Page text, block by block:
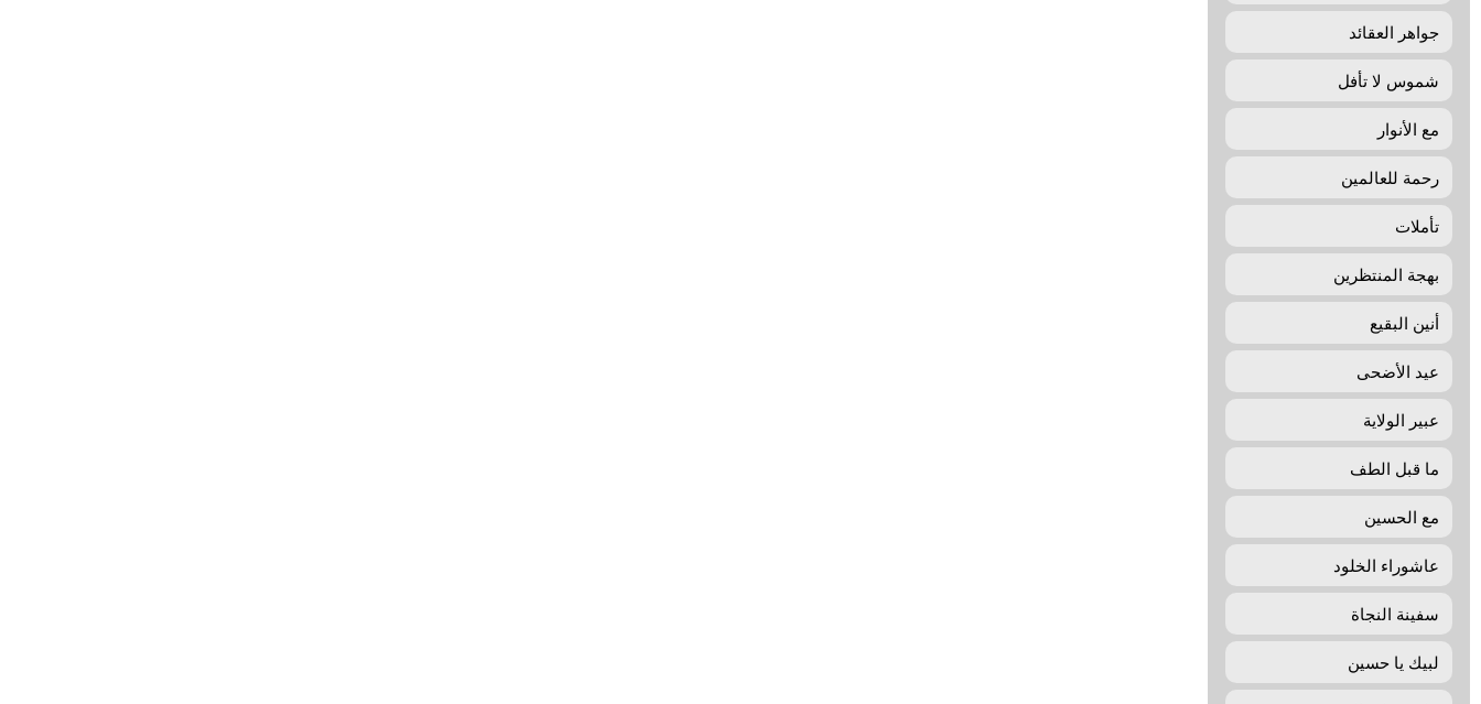
جواهر العقائد
شموس لا تأفل
مع الأنوار
رحمة للعالمين
تأملات
بهجة المنتظرین
أنين البقيع
عيد الأضحى
عبير الولاية
ما قبل الطف
مع الحسين
عاشوراء الخلود
سفينة النجاة
لبیك یا حسین